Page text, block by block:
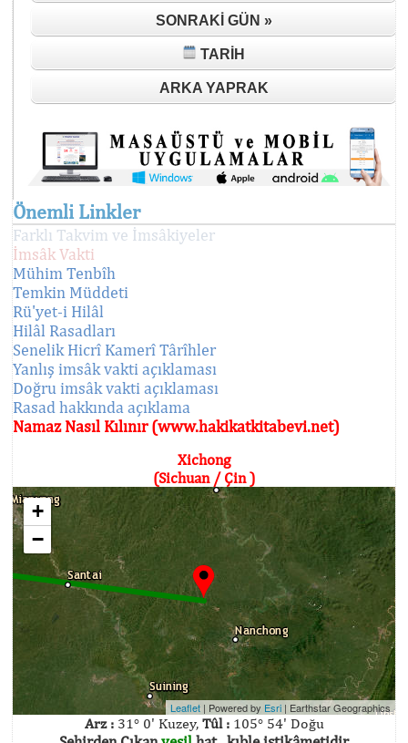
SONRAKI GÜN »
TARIH
ARKA YAPRAK
Önemli Linkler
Farklı Takvim ve İmsâkiyeler
İmsâk Vakti
Mühim Tenbîh
Temkin Müddeti
Rü'yet-i Hilâl
Hilâl Rasadları
Senelik Hicrî Kamerî Târîhler
Yanlış imsâk vakti açıklaması
Doğru imsâk vakti açıklaması
Rasad hakkında açıklama
Namaz Nasıl Kılınır (www.hakikatkitabevi.net)
Xichong
(Sichuan / Çin )
+
−
Leaflet | Powered by Esri | Earthstar Geographics
Arz :31° 0' Kuzey, Tûl :105° 54' Doğu